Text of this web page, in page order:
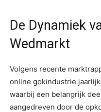
De Dynamiek
Wedmarkt
Volgens recente
online gokindustrie
waarbij een belangrijk
aangedreven door de